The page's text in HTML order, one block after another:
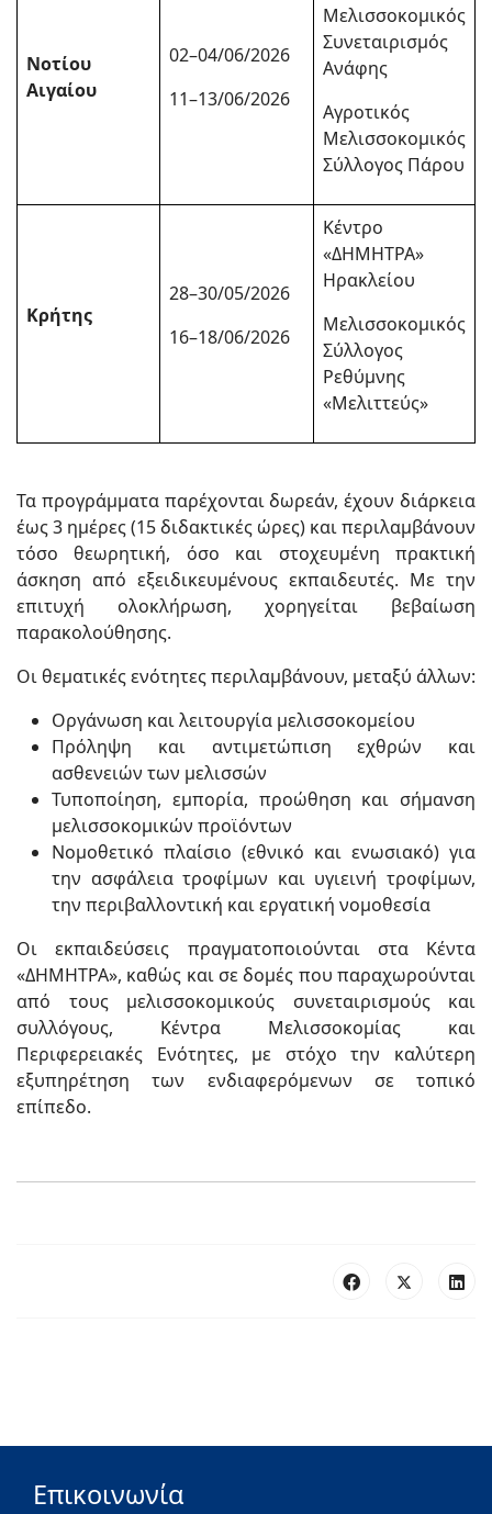
Νοτίου
Αιγαίου
02–04/06/2026
11–13/06/2026
Μελισσοκομικός
Συνεταιρισμός
Ανάφης
Αγροτικός
Μελισσοκομικός
Σύλλογος Πάρου
Κρήτης
28–30/05/2026
16–18/06/2026
Κέντρο
«ΔΗΜΗΤΡΑ»
Ηρακλείου
Μελισσοκομικός
Σύλλογος
Ρεθύμνης
«Μελιττεύς»
Τα προγράμματα παρέχονται δωρεάν, έχουν διάρκεια
έως 3 ημέρες (15 διδακτικές ώρες) και περιλαμβάνουν
τόσο θεωρητική, όσο και στοχευμένη πρακτική
άσκηση από εξειδικευμένους εκπαιδευτές. Με την
επιτυχή ολοκλήρωση, χορηγείται βεβαίωση
παρακολούθησης.
Οι θεματικές ενότητες περιλαμβάνουν, μεταξύ άλλων:
Οργάνωση και λειτουργία μελισσοκομείου
Πρόληψη και αντιμετώπιση εχθρών και
ασθενειών των μελισσών
Τυποποίηση, εμπορία, προώθηση και σήμανση
μελισσοκομικών προϊόντων
Νομοθετικό πλαίσιο (εθνικό και ενωσιακό) για
την ασφάλεια τροφίμων και υγιεινή τροφίμων,
την περιβαλλοντική και εργατική νομοθεσία
Οι εκπαιδεύσεις πραγματοποιούνται στα Κέντα
«ΔΗΜΗΤΡΑ», καθώς και σε δομές που παραχωρούνται
από τους μελισσοκομικούς συνεταιρισμούς και
συλλόγους, Κέντρα Μελισσοκομίας και
Περιφερειακές Ενότητες, με στόχο την καλύτερη
εξυπηρέτηση των ενδιαφερόμενων σε τοπικό
επίπεδο.
Επικοινωνία